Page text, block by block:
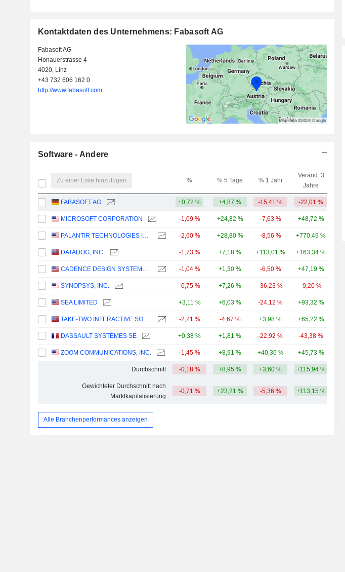
Kontaktdaten des Unternehmens: Fabasoft AG
Fabasoft AG
Honauerstrasse 4
4020, Linz
+43 732 606 162 0
http://www.fabasoft.com
Software - Andere
Zu einer Liste hinzufügen % % 5 Tage % 1 Jahr
Veränd. 3
Jahre
FABASOFT AG +0,72 % +4,87 % -15,41 % -22,01 %
MICROSOFT CORPORATION -1,09 % +24,82 % -7,63 % +48,72 %
PALANTIR TECHNOLOGIES INC. -2,60 % +28,80 % -8,56 % +770,49 %
DATADOG, INC. -1,73 % +7,18 % +113,01 % +163,34 %
CADENCE DESIGN SYSTEMS, INC. -1,04 % +1,30 % -6,50 % +47,19 %
SYNOPSYS, INC. -0,75 % +7,26 % -36,23 % -9,20 %
SEA LIMITED +3,11 % +6,03 % -24,12 % +93,32 %
TAKE-TWO INTERACTIVE SOFTWARE, INC. -2,21 % -4,67 % +3,98 % +65,22 %
DASSAULT SYSTÈMES SE +0,38 % +1,81 % -22,92 % -43,38 %
ZOOM COMMUNICATIONS, INC. -1,45 % +8,91 % +40,36 % +45,73 %
Durchschnitt -0,18 % +8,95 % +3,60 % +115,94 %
Gewichteter Durchschnitt nach
Marktkapitalisierung
-0,71 % +23,21 % -5,36 % +113,15 %
Alle Branchenperformances anzeigen